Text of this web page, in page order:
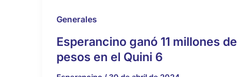
Generales
Esperancino ganó 11 millones de
pesos en el Quini 6